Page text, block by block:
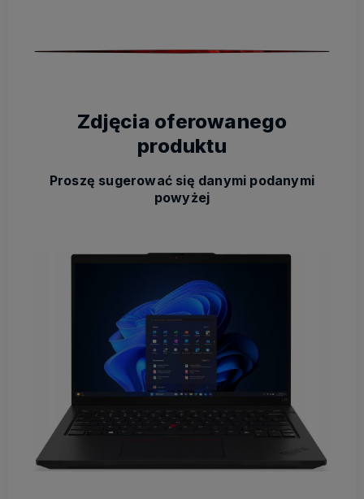
Zdjęcia oferowanego
produktu
Proszę sugerować się danymi podanymi
powyżej